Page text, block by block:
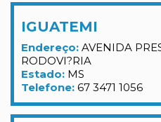
IGUATEMI
Endereço: AVENIDA
RODOVI?RIA
Estado: MS
Telefone: 67 3471 1056